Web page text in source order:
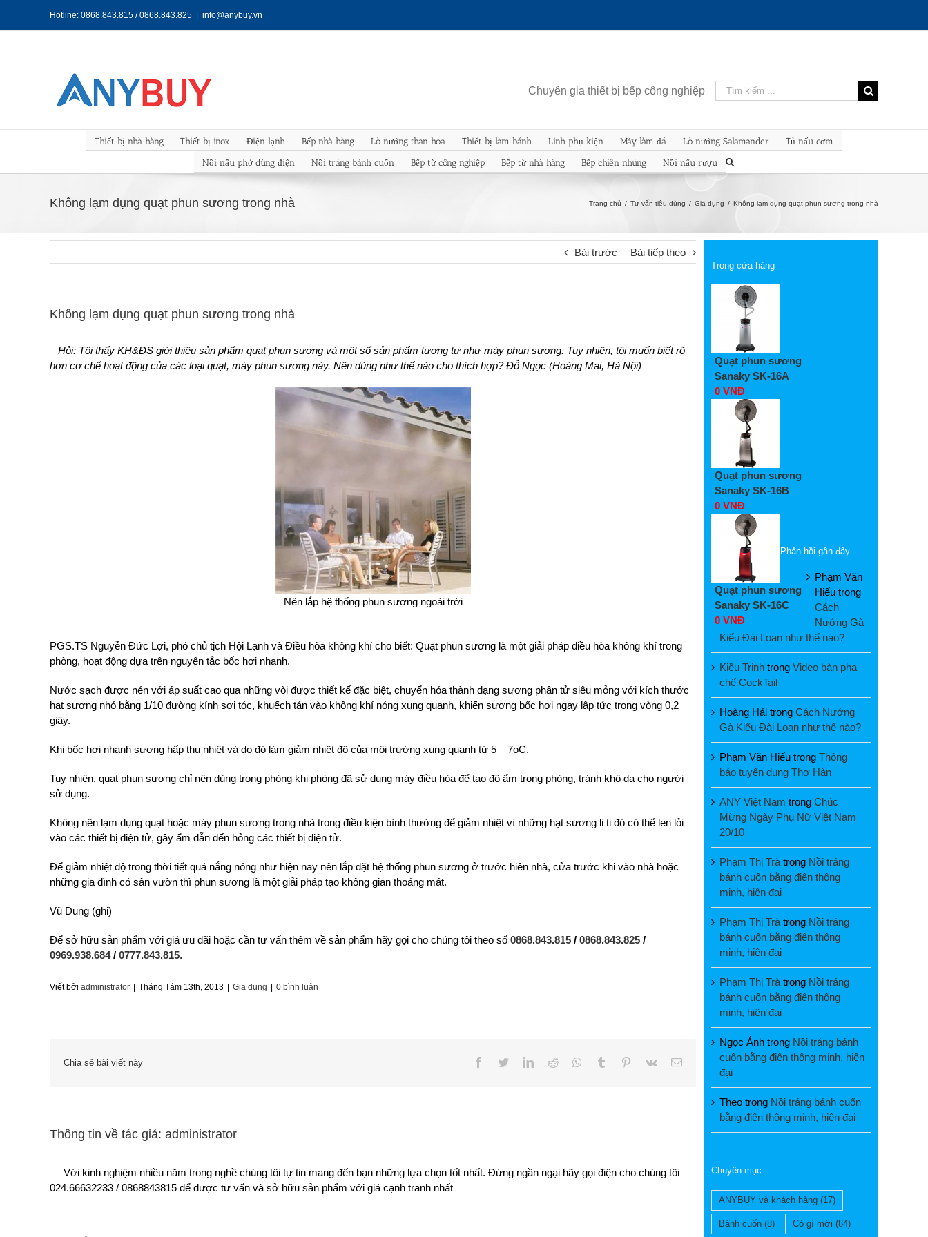
Hotline: 0868.843.815 / 0868.843.825 info@anybuy.vn
Kết
quả
kiếm
cho:
Chuyên gia thiết bị bếp công nghiệp
Thiết bị nhà hàng Thiết bị inox Điện lạnh Bếp nhà hàng Lò nướng than hoa Thiết bị làm bánh Linh phụ kiện Máy làm đá Lò nướng Salamander Tủ nấu cơm
Nồi nấu phở dùng điện Nồi tráng bánh cuốn Bếp từ công nghiệp Bếp từ nhà hàng Bếp chiên nhúng Nồi nấu rượu
Không lạm dụng quạt phun sương trong nhà Trang chủ / Tư vấn tiêu dùng / Gia dụng / Không lạm dụng quạt phun sương trong nhà
Bài trước Bài tiếp theo
Không lạm dụng quạt phun sương trong nhà
– Hỏi: Tôi thấy KH&ĐS giới thiệu sản phẩm quạt phun sương và một số sản phẩm tương tự như máy phun sương. Tuy nhiên, tôi muốn biết rõ
hơn cơ chế hoạt động của các loại quạt, máy phun sương này. Nên dùng như thế nào cho thích hợp? Đỗ Ngọc (Hoàng Mai, Hà Nội)
Nên lắp hệ thống phun sương ngoài trời
PGS.TS Nguyễn Đức Lợi, phó chủ tịch Hội Lạnh và Điều hòa không khí cho biết: Quạt phun sương là một giải pháp điều hòa không khí trong
phòng, hoạt động dựa trên nguyên tắc bốc hơi nhanh.
Nước sạch được nén với áp suất cao qua những vòi được thiết kế đặc biệt, chuyển hóa thành dạng sương phân tử siêu mỏng với kích thước
hạt sương nhỏ bằng 1/10 đường kính sợi tóc, khuếch tán vào không khí nóng xung quanh, khiến sương bốc hơi ngay lập tức trong vòng 0,2
giây.
Khi bốc hơi nhanh sương hấp thu nhiệt và do đó làm giảm nhiệt độ của môi trường xung quanh từ 5 – 7oC.
Tuy nhiên, quạt phun sương chỉ nên dùng trong phòng khi phòng đã sử dụng máy điều hòa để tạo độ ẩm trong phòng, tránh khô da cho người
sử dụng.
Không nên lạm dụng quạt hoặc máy phun sương trong nhà trong điều kiện bình thường để giảm nhiệt vì những hạt sương li ti đó có thể len lỏi
vào các thiết bị điện tử, gây ẩm dẫn đến hỏng các thiết bị điện tử.
Để giảm nhiệt độ trong thời tiết quá nắng nóng như hiện nay nên lắp đặt hệ thống phun sương ở trước hiên nhà, cửa trước khi vào nhà hoặc
những gia đình có sân vườn thì phun sương là một giải pháp tạo không gian thoáng mát.
Vũ Dung (ghi)
Để sở hữu sản phẩm với giá ưu đãi hoặc cần tư vấn thêm về sản phẩm hãy gọi cho chúng tôi theo số 0868.843.815 / 0868.843.825 /
0969.938.684/ 0777.843.815.
Viết bởi administrator Tháng Tám 13th, 2013 Gia dụng 0 bình luận
Chia sẻ bài viết này Facebook
TwitterLinkedIn
Reddit Whatsapp
Tumblr Pinterest
Vk Email
Thông tin về tác giả: administrator
Với kinh nghiệm nhiều năm trong nghề chúng tôi tự tin mang đến bạn những lựa chọn tốt nhất. Đừng ngần ngại hãy gọi điện cho chúng tôi
024.66632233 / 0868843815 để được tư vấn và sở hữu sản phẩm với giá cạnh tranh nhất
Trong cửa hàng
Quạt phun sương
Sanaky SK-16A
0 VNĐ
Quạt phun sương
Sanaky SK-16B
0 VNĐ
Quạt phun sương
Sanaky SK-16C
0 VNĐ
Phản hồi gần đây
Phạm Văn
Hiếu trong
Cách
Nướng Gà
Kiểu Đài Loan như thế nào?
Kiều Trinh trong Video bàn pha
chế CockTail
Hoàng Hải trong Cách Nướng
Gà Kiểu Đài Loan như thế nào?
Phạm Văn Hiếu trong Thông
báo tuyển dụng Thợ Hàn
ANY Việt Nam trong Chúc
Mừng Ngày Phụ Nữ Việt Nam
20/10
Phạm Thị Trà trong Nồi tráng
bánh cuốn bằng điện thông
minh, hiện đại
Phạm Thị Trà trong Nồi tráng
bánh cuốn bằng điện thông
minh, hiện đại
Phạm Thị Trà trong Nồi tráng
bánh cuốn bằng điện thông
minh, hiện đại
Ngọc Ánh trong Nồi tráng bánh
cuốn bằng điện thông minh, hiện
đại
Theo trong Nồi tráng bánh cuốn
bằng điện thông minh, hiện đại
Chuyên mục
ANYBUY và khách hàng (17)
Bánh cuốn (8) Có gì mới (84)